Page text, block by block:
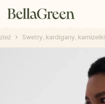
Swetry, kardigany, kamizelki